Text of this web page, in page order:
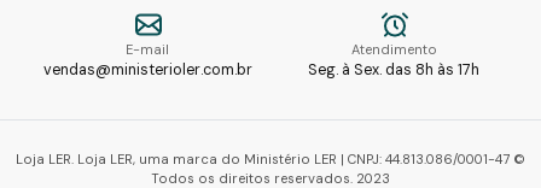
E-mail
vendas@ministerioler.com.br
Atendimento
Seg. à Sex. das 8h às 17h
Loja LER. Loja LER, uma marca do Ministério LER | CNPJ: 44.813.086/0001-47 ©
Todos os direitos reservados. 2023